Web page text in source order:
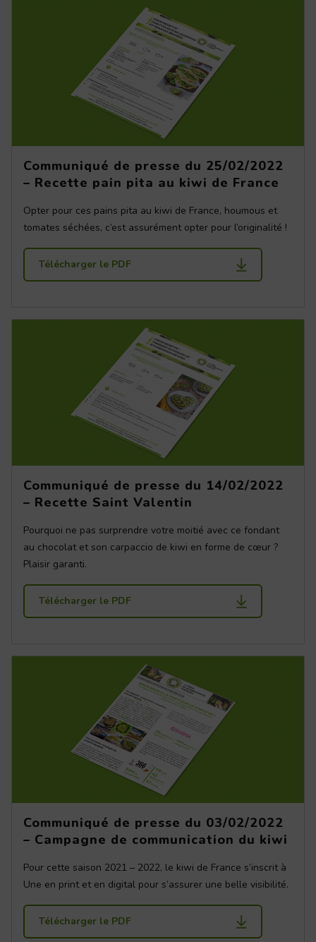
Communiqué de presse du 25/02/2022
– Recette pain pita au kiwi de France
Opter pour ces pains pita au kiwi de France, houmous et
tomates séchées, c’est assurément opter pour l’originalité !
Télécharger le PDF
Communiqué de presse du 14/02/2022
– Recette Saint Valentin
Pourquoi ne pas surprendre votre moitié avec ce fondant
au chocolat et son carpaccio de kiwi en forme de cœur ?
Plaisir garanti.
Télécharger le PDF
Communiqué de presse du 03/02/2022
– Campagne de communication du kiwi
Pour cette saison 2021 – 2022, le kiwi de France s’inscrit à
Une en print et en digital pour s’assurer une belle visibilité.
Télécharger le PDF